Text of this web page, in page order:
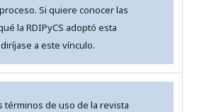
Si quiere conocer las
la RDIPyCS adoptó esta
a este vínculo.
términos de uso de la revista